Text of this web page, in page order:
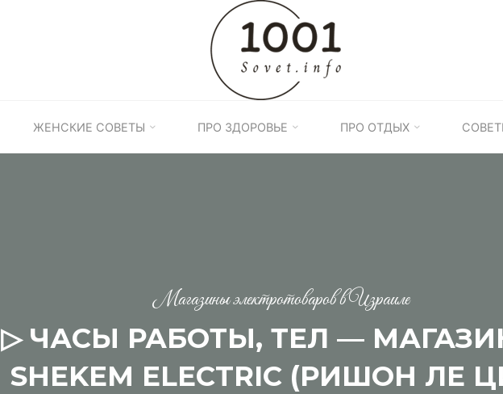
1001
ПОЛЕЗНЫХ
ЖЕНСКИЕ СОВЕТЫ ПРО ЗДОРОВЬЕ ПРО ОТДЫХ
Магазины электротоваров в Израиле
▷ ЧАСЫ РАБОТЫ, ТЕЛ —
SHEKEM ELECTRIC (РИШОН ЛЕ